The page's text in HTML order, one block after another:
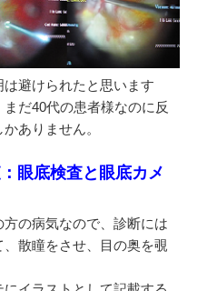
避けられたと思います
だ40代の患者様なのに反
ありません。
眼底検査と眼底カメ
の病気なので、診断には
散瞳をさせ、目の奥を覗